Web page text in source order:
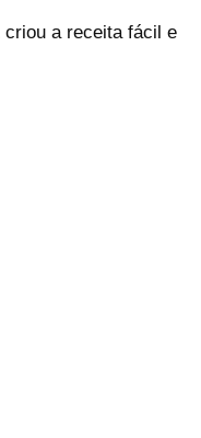
criou a receita fácil e